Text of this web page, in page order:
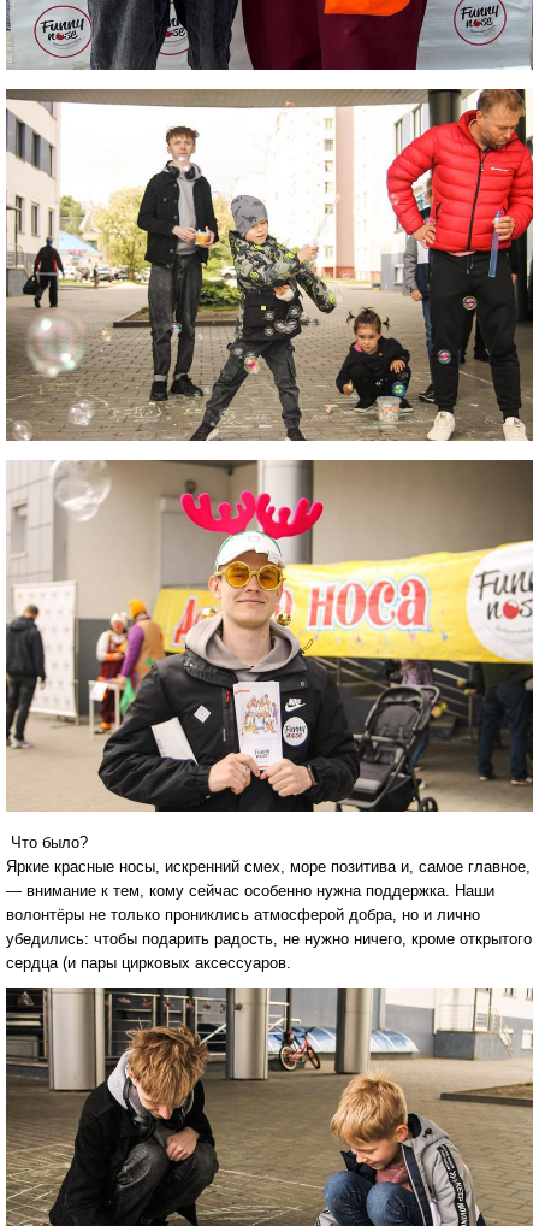
Что было?
Яркие красные носы, искренний смех, море позитива и, самое главное,
— внимание к тем, кому сейчас особенно нужна поддержка. Наши
волонтёры не только прониклись атмосферой добра, но и лично
убедились: чтобы подарить радость, не нужно ничего, кроме открытого
сердца (и пары цирковых аксессуаров.